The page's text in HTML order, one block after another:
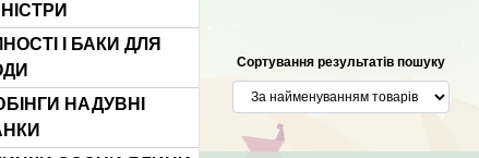
І БАКИ ДЛЯ
НАДУВНІ
Сортування результатів пошуку